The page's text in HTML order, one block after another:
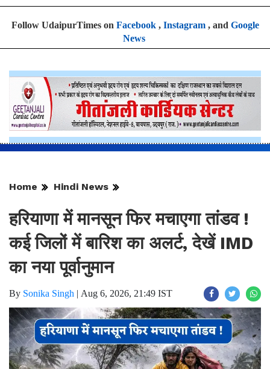
Follow UdaipurTimes on Facebook, Instagram, and Google
News
Home Hindi News
हरियाणा में मानसून फिर मचाएगा तांडव !
कई जिलों में बारिश का अलर्ट, देखें IMD
का नया पूर्वानुमान
By Sonika Singh | Aug 6, 2026, 21:49 IST